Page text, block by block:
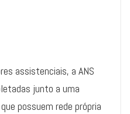
assistenciais, a ANS
junto a uma
possuem rede própria